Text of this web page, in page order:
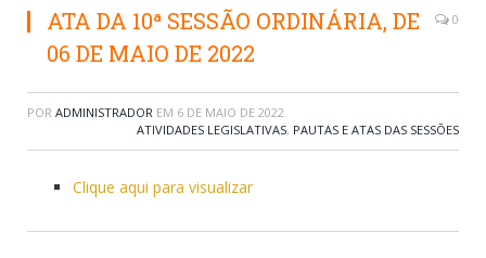
ATA DA 10ª SESSÃO ORDINÁRIA, DE
06 DE MAIO DE 2022
0
POR ADMINISTRADOR EM 6 DE MAIO DE 2022
ATIVIDADES LEGISLATIVAS, PAUTAS E ATAS DAS SESSÕES
Clique aqui para visualizar